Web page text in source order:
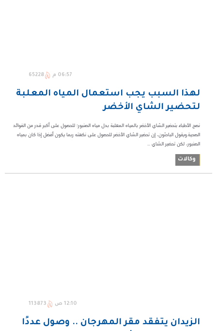
06:57 م 65228
لهذا السبب يجب استعمال المياه المعلبة
لتحضير الشاي الأخضر
نصح الأطباء بتحضير الشاي الأخضر بالمياه المعلبة بدل مياه الصنبور؛ للحصول على أكبر قدر من الفوائد
الصحية.ويقول الباحثون، إن تحضير الشاي الأخضر للحصول على نكهته ربما يكون أفضل إذا كان بمياه
الصنبور، لكن تحضير الشاي ...
وكالات
12:10 ص 113873
الزيدان يتفقد مقر المهرجان .. وصول عددًا